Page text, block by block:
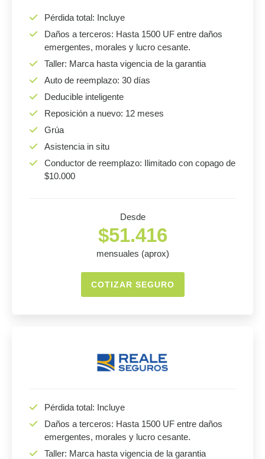
Pérdida total: Incluye
Daños a terceros: Hasta 1500 UF entre daños
emergentes, morales y lucro cesante.
Taller: Marca hasta vigencia de la garantia
Auto de reemplazo: 30 días
Deducible inteligente
Reposición a nuevo: 12 meses
Grúa
Asistencia in situ
Conductor de reemplazo: Ilimitado con copago de
$10.000
Desde
$51.416
mensuales (aprox)
COTIZAR SEGURO
Pérdida total: Incluye
Daños a terceros: Hasta 1500 UF entre daños
emergentes, morales y lucro cesante.
Taller: Marca hasta vigencia de la garantia